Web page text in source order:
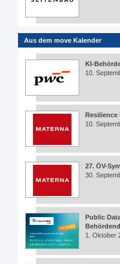
Aus dem move Kalender
KI-
10.
Resilience
10.
27. ÖV-
30.
Public
1. Oktober